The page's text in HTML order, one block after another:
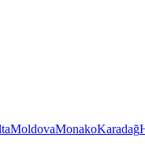
MoldovaMonakoKaradağ